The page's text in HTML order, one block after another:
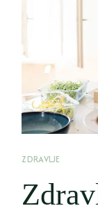
ZDRAVLJE